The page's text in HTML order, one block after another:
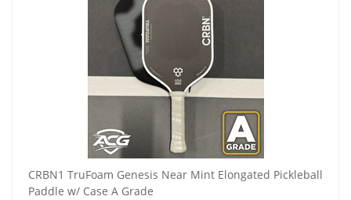
CRBN1 TruFoam Genesis Near Mint Elongated Pickleball
Paddle w/ Case A Grade